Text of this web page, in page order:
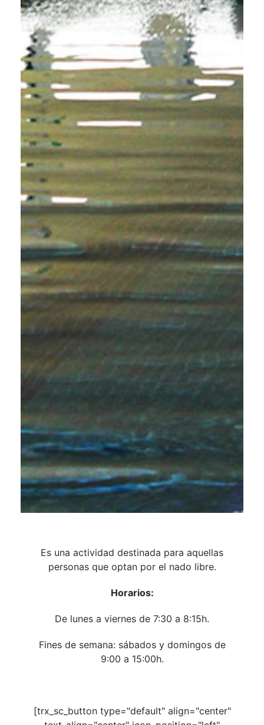
Es una actividad destinada para aquellas
personas que optan por el nado libre.
Horarios:
De lunes a viernes de 7:30 a 8:15h.
Fines de semana: sábados y domingos de
9:00 a 15:00h.
[trx_sc_button type="default" align="center"